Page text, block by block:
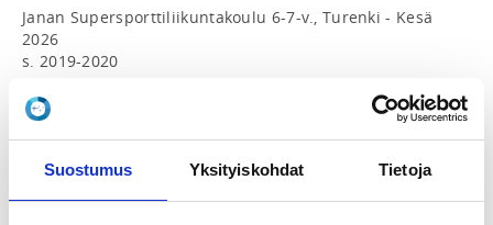
Suostumus Yksityiskohdat Tietoja
Janan Supersporttiliikuntakoulu 6-7-v., Turenki - Kesä
2026
s. 2019-2020
Aika:
keskiviikko klo 17.00-18.00
Paikka: